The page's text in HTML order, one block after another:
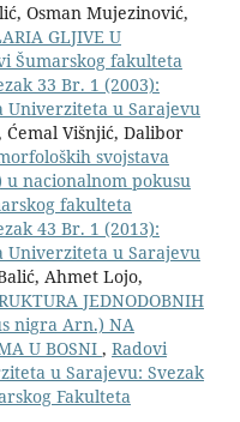
Osman Mujezinović,
GLJIVE U
Šumarskog fakulteta
33 Br. 1 (2003):
Univerziteta u Sarajevu
Višnjić, Dalibor
svojstava
nacionalnom pokusu
fakulteta
43 Br. 1 (2013):
Univerziteta u Sarajevu
Ahmet Lojo,
JEDNODOBNIH
nigra Arn.) NA
U BOSNI , Radovi
u Sarajevu: Svezak
Fakulteta